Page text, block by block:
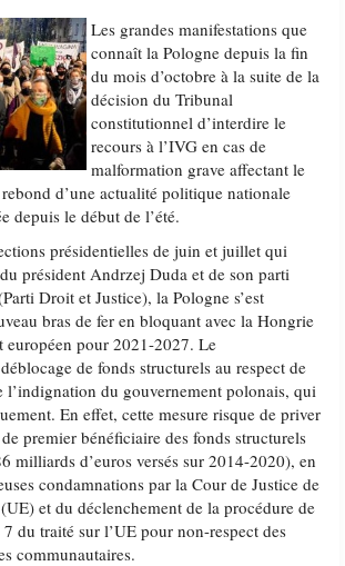
Les grandes manifestations que
connaît la Pologne depuis la fin
du mois d’octobre à la suite de la
décision du Tribunal
constitutionnel d’interdire le
recours à l’IVG en cas de
malformation grave affectant le
d’une actualité politique nationale
depuis le début de l’été.
présidentielles de juin et juillet qui
président Andrzej Duda et de son parti
Droit et Justice), la Pologne s’est
bras de fer en bloquant avec la Hongrie
européen pour 2021-2027. Le
de fonds structurels au respect de
l’indignation du gouvernement polonais, qui
En effet, cette mesure risque de priver
premier bénéficiaire des fonds structurels
milliards d’euros versés sur 2014-2020), en
condamnations par la Cour de Justice de
et du déclenchement de la procédure de
du traité sur l’UE pour non-respect des
communautaires.